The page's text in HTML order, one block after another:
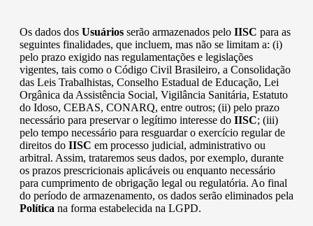
Os dados dos Usuários serão armazenados pelo IISC para as
seguintes finalidades, que incluem, mas não se limitam a: (i)
pelo prazo exigido nas regulamentações e legislações
vigentes, tais como o Código Civil Brasileiro, a Consolidação
das Leis Trabalhistas, Conselho Estadual de Educação, Lei
Orgânica da Assistência Social, Vigilância Sanitária, Estatuto
do Idoso, CEBAS, CONARQ, entre outros; (ii) pelo prazo
necessário para preservar o legítimo interesse do IISC; (iii)
pelo tempo necessário para resguardar o exercício regular de
direitos do IISC em processo judicial, administrativo ou
arbitral. Assim, trataremos seus dados, por exemplo, durante
os prazos prescricionais aplicáveis ou enquanto necessário
para cumprimento de obrigação legal ou regulatória. Ao final
do período de armazenamento, os dados serão eliminados pela
Política na forma estabelecida na LGPD.